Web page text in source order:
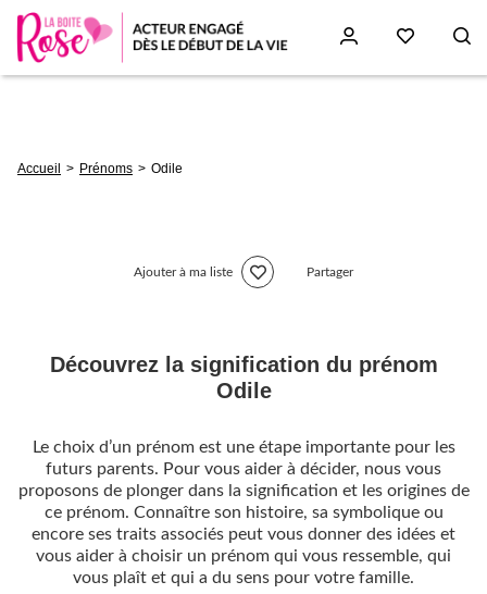
d'Ariane
Accueil Prénoms Odile
Ajouter à ma liste Partager
Découvrez la signification du prénom
Odile
Le choix d’un prénom est une étape importante pour les
futurs parents. Pour vous aider à décider, nous vous
proposons de plonger dans la signification et les origines de
ce prénom. Connaître son histoire, sa symbolique ou
encore ses traits associés peut vous donner des idées et
vous aider à choisir un prénom qui vous ressemble, qui
vous plaît et qui a du sens pour votre famille.